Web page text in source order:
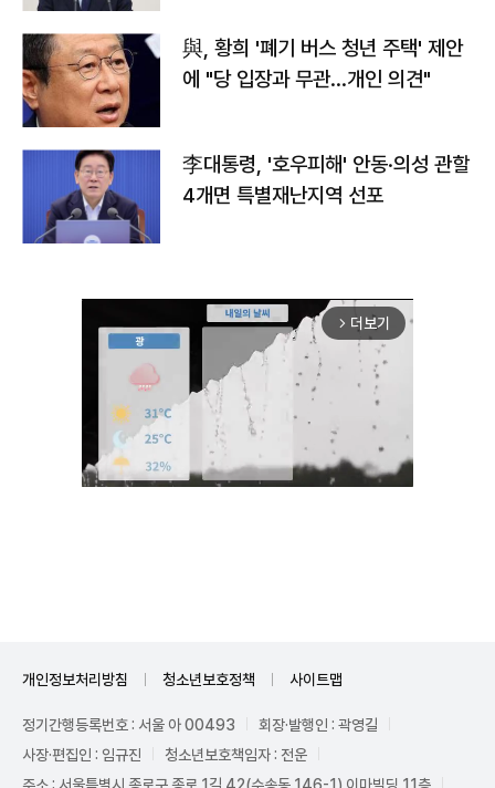
與, 황희 '폐기 버스 청년 주택' 제안
에 "당 입장과 무관…개인 의견"
李대통령, '호우피해' 안동·의성 관할
4개면 특별재난지역 선포
arrow_forward_ios 더보기
개인정보처리방침 청소년보호정책 사이트맵
정기간행등록번호 : 서울 아 00493
회장·발행인 : 곽영길
사장·편집인 : 임규진
청소년보호책임자 : 전운